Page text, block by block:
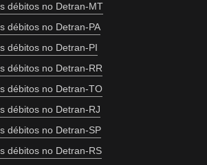
débitos no Detran-MT
débitos no Detran-PA
débitos no Detran-PI
débitos no Detran-RR
débitos no Detran-TO
débitos no Detran-RJ
débitos no Detran-SP
débitos no Detran-RS